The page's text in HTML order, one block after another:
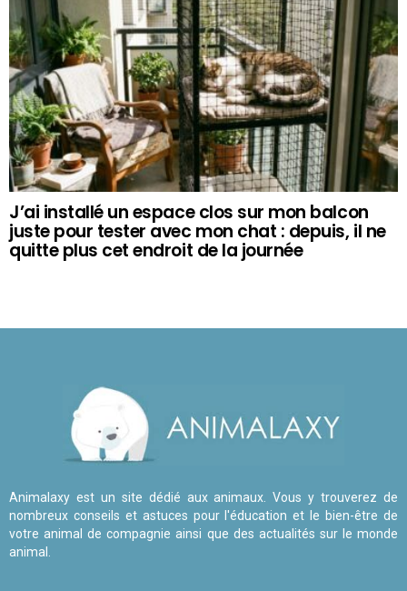
J’ai installé un espace clos sur mon balcon
juste pour tester avec mon chat : depuis, il ne
quitte plus cet endroit de la journée
Animalaxy est un site dédié aux animaux. Vous y trouverez de
nombreux conseils et astuces pour l'éducation et le bien-être de
votre animal de compagnie ainsi que des actualités sur le monde
animal.